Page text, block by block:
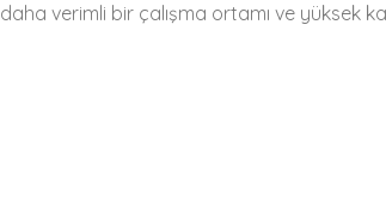
daha verimli bir çalışma ortamı ve yüksek